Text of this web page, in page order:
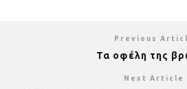
Previous
Τα οφέλη της
Next Article